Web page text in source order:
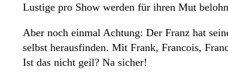
Lustige pro Show werden für ihren Mut
Aber noch einmal Achtung: Der Franz hat
selbst herausfinden. Mit Frank, Francois,
Ist das nicht geil? Na sicher!